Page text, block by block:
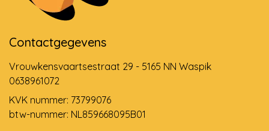
Contactgegevens
Vrouwkensvaartsestraat 29 - 5165 NN Waspik
0638961072
KVK nummer: 73799076
btw-nummer: NL859668095B01